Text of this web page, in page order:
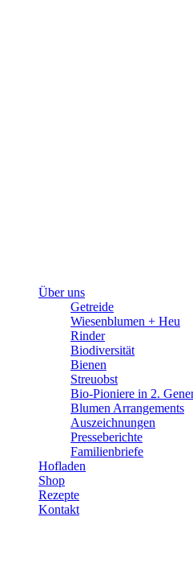
Über uns
Getreide
Wiesen­­blumen + Heu
Rinder
Bio­­diversität
Bienen
Streuobst
Bio-Pioniere in 2.
Blumen Arrangements
Auszeichnungen
Presseberichte
Familienbriefe
Hofladen
Shop
Rezepte
Kontakt